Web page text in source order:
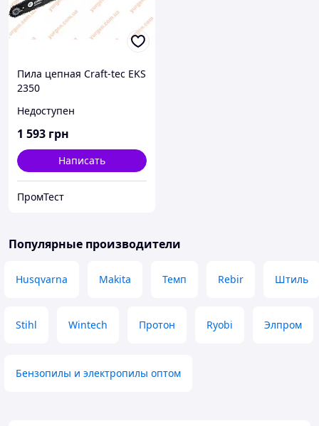
Пила цепная Craft-tec EKS
2350
Недоступен
1 593 грн
Написать
ПромТест
Популярные производители
Husqvarna Makita Темп Rebir Штиль
Stihl Wintech Протон Ryobi Элпром
Бензопилы и электропилы оптом